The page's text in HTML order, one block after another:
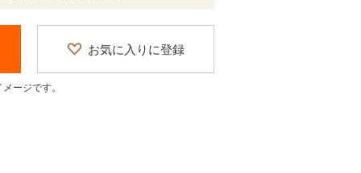
お気に入りに登録
ージです。